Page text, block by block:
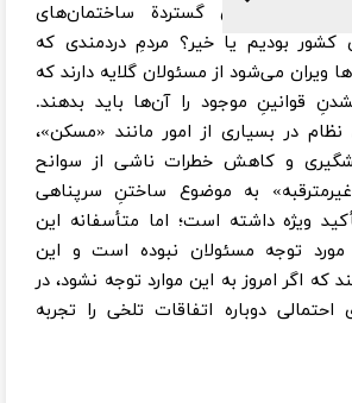
تخریب‌های گستردة ساختمان‌های
کشور بودیم یا خیر؟ مردمِ دردمندی که
ویران می‌شود از مسئولان گلایه دارند که
قوانینِ موجود را آن‌ها باید بدهند.
در بسیاری از امور مانند «مسکن»،
و کاهش خطرات ناشی از سوانح
به موضوع ساختنِ سرپناهی
ویژه داشته است؛ اما متأسفانه این
توجه مسئولان نبوده است و این
که اگر امروز به این موارد توجه نشود، در
احتمالی دوباره اتفاقات تلخی را تجربه